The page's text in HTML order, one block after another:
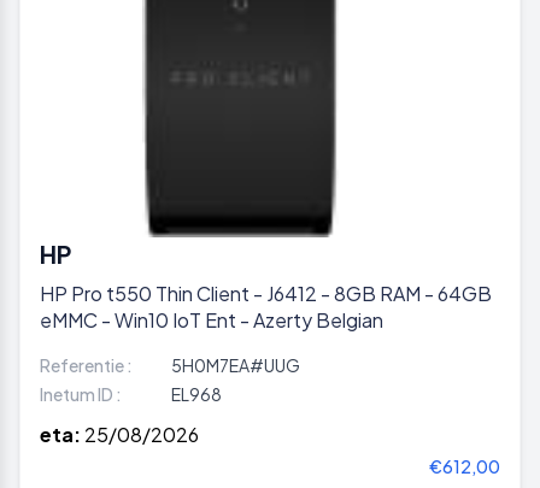
HP
HP Pro t550 Thin Client - J6412 - 8GB RAM - 64GB
eMMC - Win10 IoT Ent - Azerty Belgian
Referentie :
5H0M7EA#UUG
Inetum ID :
EL968
eta: 25/08/2026
€612,00